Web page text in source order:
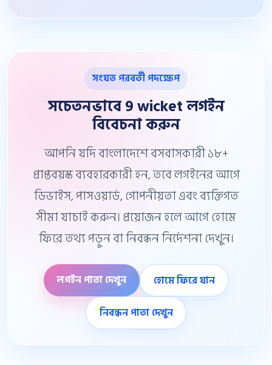
সংযত পরবর্তী পদক্ষেপ
সচেতনভাবে 9 wicket লগইন
বিবেচনা করুন
আপনি যদি বাংলাদেশে বসবাসকারী ১৮+
প্রাপ্তবয়স্ক ব্যবহারকারী হন, তবে লগইনের আগে
ডিভাইস, পাসওয়ার্ড, গোপনীয়তা এবং ব্যক্তিগত
সীমা যাচাই করুন। প্রয়োজন হলে আগে হোমে
ফিরে তথ্য পড়ুন বা নিবন্ধন নির্দেশনা দেখুন।
লগইন পাতা দেখুন হোমে ফিরে যান
নিবন্ধন পাতা দেখুন